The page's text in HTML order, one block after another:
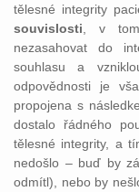
tělesné integrity
souvislosti , v
nezasahovat do
souhlasu a
odpovědnosti je
propojena s
dostalo řádného
tělesné integrity, a
nedošlo – buď by
odmítl), nebo by